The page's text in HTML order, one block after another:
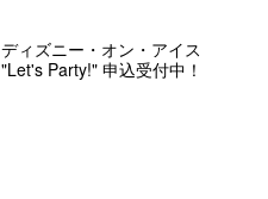
ディズニー・オン・アイス
"Let's Party!" 申込受付中！